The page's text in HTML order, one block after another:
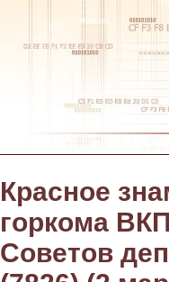
Красное
горкома
Советов